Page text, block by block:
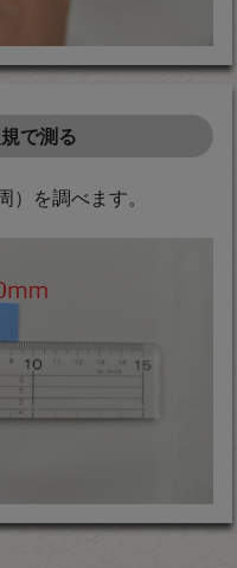
で測る
を調べます。